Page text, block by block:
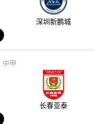
深圳新鹏城
中甲
长春亚泰